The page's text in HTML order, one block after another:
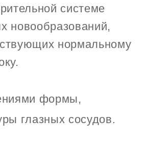
системе
новообразований,
нормальному
формы,
глазных сосудов.